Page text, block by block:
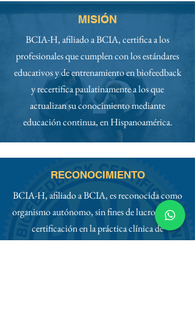
MISIÓN
BCIA-H, afiliado a BCIA, certifica a los
profesionales que cumplen con los estándares
educativos y de entrenamiento en biofeedback
y recertifica paulatinamente a los que
actualizan su conocimiento mediante
educación continua, en Hispanoamérica.
RECONOCIMIENTO
BCIA-H, afiliado a BCIA, es reconocida como
organismo autónomo, sin fines de lucro, para la
certificación en la práctica clínica de